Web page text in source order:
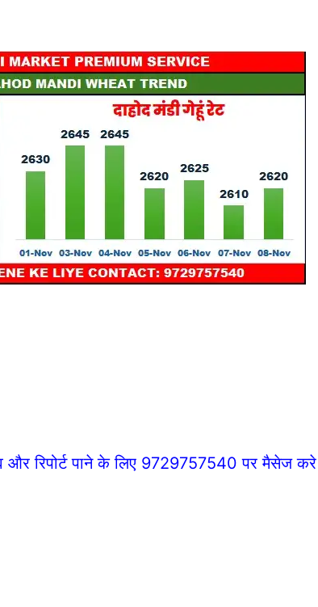
रिपोर्ट पाने के लिए 9729757540 पर मैसेज करे |